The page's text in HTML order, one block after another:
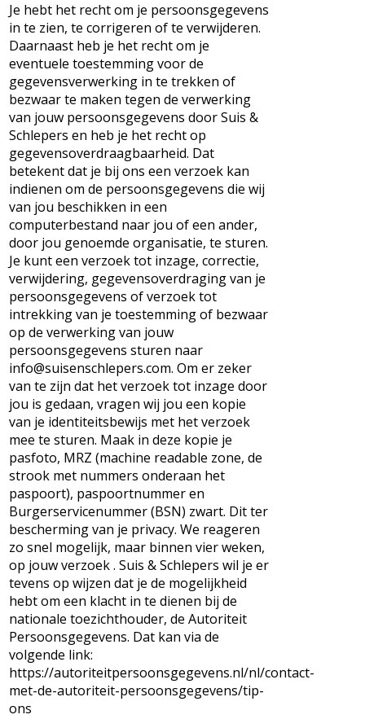
Je hebt het recht om je persoonsgegevens
in te zien, te corrigeren of te verwijderen.
Daarnaast heb je het recht om je
eventuele toestemming voor de
gegevensverwerking in te trekken of
bezwaar te maken tegen de verwerking
van jouw persoonsgegevens door Suis &
Schlepers en heb je het recht op
gegevensoverdraagbaarheid. Dat
betekent dat je bij ons een verzoek kan
indienen om de persoonsgegevens die wij
van jou beschikken in een
computerbestand naar jou of een ander,
door jou genoemde organisatie, te sturen.
Je kunt een verzoek tot inzage, correctie,
verwijdering, gegevensoverdraging van je
persoonsgegevens of verzoek tot
intrekking van je toestemming of bezwaar
op de verwerking van jouw
persoonsgegevens sturen naar
info@suisenschlepers.com. Om er zeker
van te zijn dat het verzoek tot inzage door
jou is gedaan, vragen wij jou een kopie
van je identiteitsbewijs met het verzoek
mee te sturen. Maak in deze kopie je
pasfoto, MRZ (machine readable zone, de
strook met nummers onderaan het
paspoort), paspoortnummer en
Burgerservicenummer (BSN) zwart. Dit ter
bescherming van je privacy. We reageren
zo snel mogelijk, maar binnen vier weken,
op jouw verzoek . Suis & Schlepers wil je er
tevens op wijzen dat je de mogelijkheid
hebt om een klacht in te dienen bij de
nationale toezichthouder, de Autoriteit
Persoonsgegevens. Dat kan via de
volgende link:
https://autoriteitpersoonsgegevens.nl/nl/contact-
met-de-autoriteit-persoonsgegevens/tip-
ons